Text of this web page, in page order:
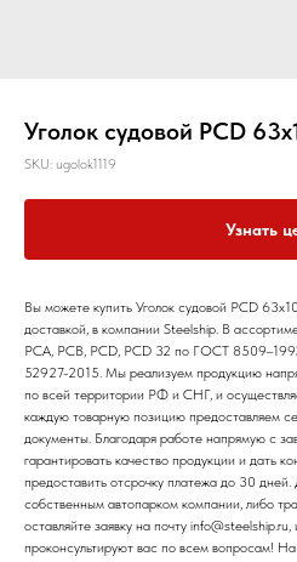
Уголок судовой РСD
SKU: ugolok1119
Узнать
Вы можете купить Уголок судовой РСD
доставкой, в компании Steelship. В
РСА, РСВ, РСD, РСD 32 по ГОСТ
52927-2015. Мы реализуем продукцию
по всей территории РФ и СНГ, и
каждую товарную позицию предоставляем
документы. Благодаря работе напрямую с
гарантировать качество продукции и дать
предоставить отсрочку платежа до 30
собственным автопарком компании, либо
оставляйте заявку на почту
проконсультируют вас по всем вопросам!